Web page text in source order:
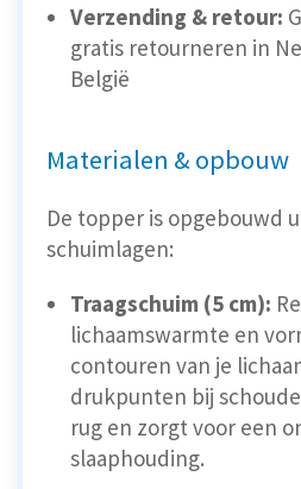
Verzending & retour:
gratis retourneren in
België
Materialen & opbouw
De topper is opgebouwd
schuimlagen:
Traagschuim (5 cm):
lichaamswarmte en
contouren van je
drukpunten bij
rug en zorgt voor een
slaaphouding.